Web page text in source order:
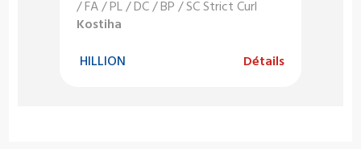
/ FA / PL / DC / BP / SC Strict Curl
Kostiha
HILLION Détails